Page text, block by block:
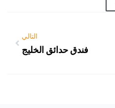
التالي
فندق حدائق الخليج